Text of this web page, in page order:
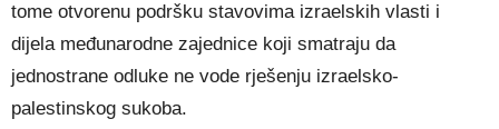
tome otvorenu podršku stavovima izraelskih vlasti i
dijela međunarodne zajednice koji smatraju da
jednostrane odluke ne vode rješenju izraelsko-
palestinskog sukoba.